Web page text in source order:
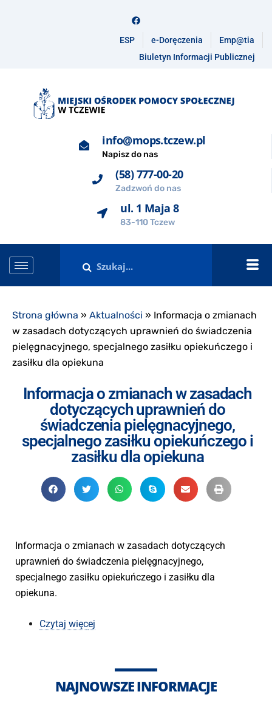
ESP e-Doręczenia
Emp@tia
Biuletyn Informacji Publicznej
info@mops.tczew.pl
Napisz do nas
(58) 777-00-20
Zadzwoń do nas
ul. 1 Maja 8
83-110 Tczew
Strona główna » Aktualności » Informacja o zmianach
w zasadach dotyczących uprawnień do świadczenia
pielęgnacyjnego, specjalnego zasiłku opiekuńczego i
zasiłku dla opiekuna
Informacja o zmianach w zasadach
dotyczących uprawnień do
świadczenia pielęgnacyjnego,
specjalnego zasiłku opiekuńczego i
zasiłku dla opiekuna
Informacja o zmianach w zasadach dotyczących
uprawnień do świadczenia pielęgnacyjnego,
specjalnego zasiłku opiekuńczego i zasiłku dla
opiekuna.
Czytaj więcej
NAJNOWSZE INFORMACJE